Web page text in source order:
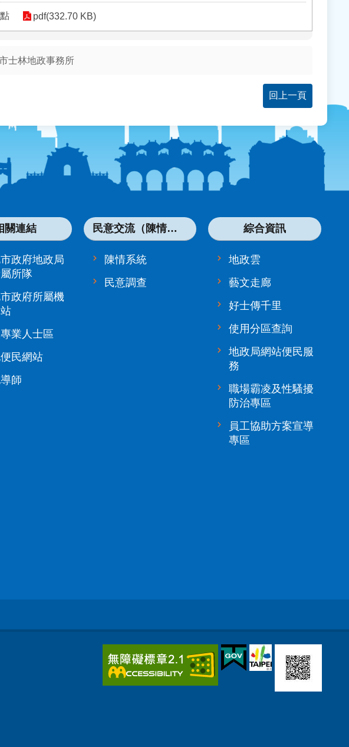
pdf(332.70 KB)
士林地政事務所
回上一頁
關連結
政府地政局
所隊
政府所屬機
業人士區
民網站
師
民意交流（陳情系統）
陳情系統
民意調查
綜合資訊
地政雲
藝文走廊
好士傳千里
使用分區查詢
地政局網站便民服
務
職場霸凌及性騷擾
防治專區
員工協助方案宣導
專區